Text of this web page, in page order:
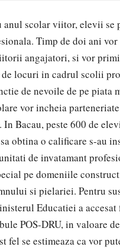
anul scolar viitor, elevii se
Timp de doi ani
angajatori, si vor
locuri in cadrul scolii
de nevoile de pe piata
vor incheia
In Bacau, peste 600 de
obtina o calificare s-au
de invatamant
pe domeniile
si pielariei. Pentru
Educatiei a
POS-DRU, in valoare
fel se estimeaza ca vor